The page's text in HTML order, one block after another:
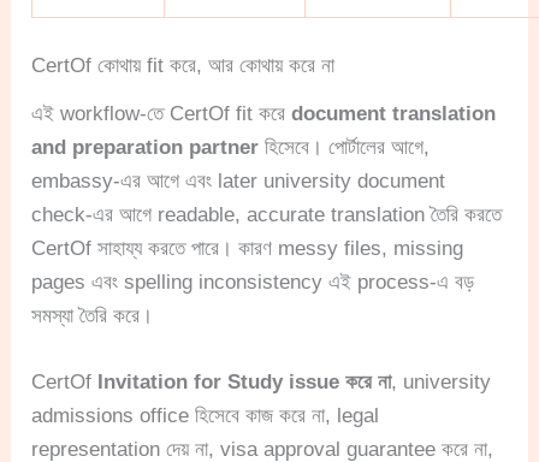
CertOf কোথায় fit করে, আর কোথায় করে না
এই workflow-তে CertOf fit করেdocument translation
and preparation partner হিসেবে। পোর্টালের আগে,
embassy-এর আগে এবং later university document
check-এর আগে readable, accurate translation তৈরি করতে
CertOf সাহায্য করতে পারে। কারণ messy files, missing
pages এবং spelling inconsistency এই process-এ বড়
সমস্যা তৈরি করে।
CertOf Invitation for Study issue করে না, university
admissions office হিসেবে কাজ করে না, legal
representation দেয় না, visa approval guarantee করে না,